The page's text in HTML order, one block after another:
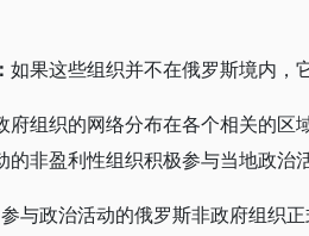
如果这些组织并不在俄罗斯境内，
府组织的网络分布在各个相关的区
非盈利性组织积极参与当地政治
与政治活动的俄罗斯非政府组织